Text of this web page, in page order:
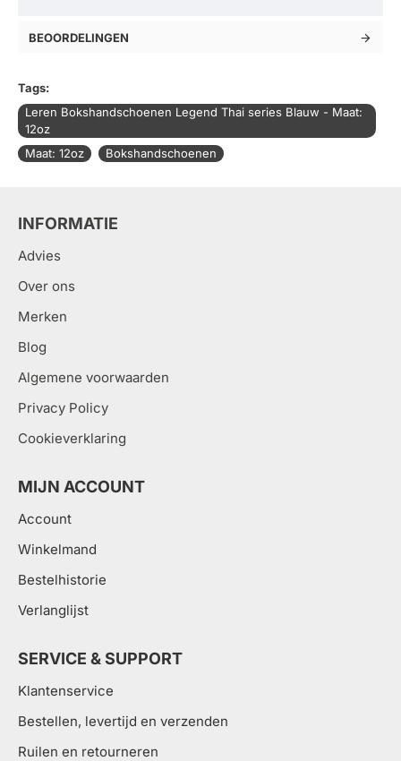
BEOORDELINGEN
Tags:
Leren Bokshandschoenen Legend Thai series Blauw - Maat:
12oz
Maat: 12oz
Bokshandschoenen
INFORMATIE
Advies
Over ons
Merken
Blog
Algemene voorwaarden
Privacy Policy
Cookieverklaring
MIJN ACCOUNT
Account
Winkelmand
Bestelhistorie
Verlanglijst
SERVICE & SUPPORT
Klantenservice
Bestellen, levertijd en verzenden
Ruilen en retourneren